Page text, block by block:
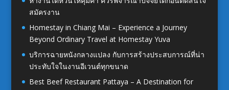
สมัครงาน
Homestay in Chiang Mai – Experience a Journey
Beyond Ordinary Travel at Homestay Yuva
บริการฉายหนังกลางแปลง กับการสร้างประสบการณ์ที่น่า
ประทับใจในงานอีเวนต์ทุกขนาด
Best Beef Restaurant Pattaya – A Destination for